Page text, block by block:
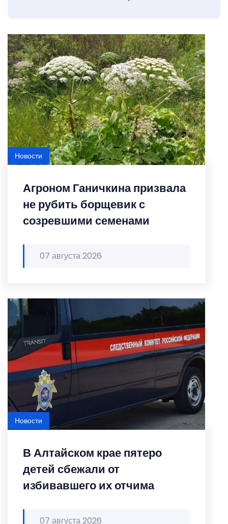
Агроном Ганичкина призвала
не рубить борщевик с
созревшими семенами
07 августа 2026
Новости
В Алтайском крае пятеро
детей сбежали от
избивавшего их отчима
07 августа 2026
Новости